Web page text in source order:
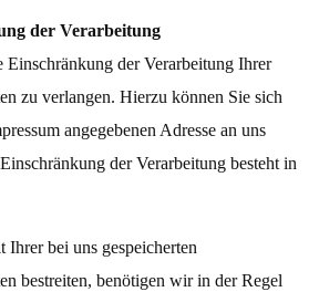
der Verarbeitung
Einschränkung der Verarbeitung Ihrer
zu verlangen. Hierzu können Sie sich
angegebenen Adresse an uns
der Verarbeitung besteht in
bei uns gespeicherten
bestreiten, benötigen wir in der Regel